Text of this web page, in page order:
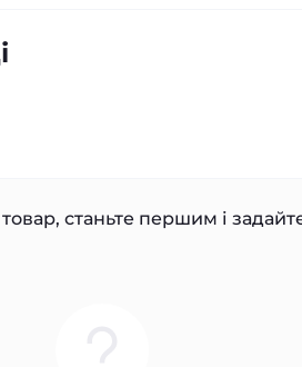
станьте першим і